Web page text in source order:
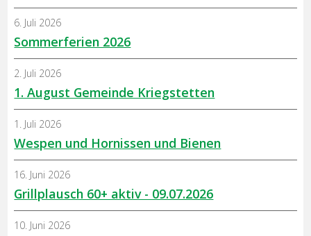
Sommerferien 2026
6. Juli 2026
1. August Gemeinde Kriegstetten
2. Juli 2026
Wespen und Hornissen und Bienen
1. Juli 2026
Grillplausch 60+ aktiv - 09.07.2026
16. Juni 2026
10. Juni 2026